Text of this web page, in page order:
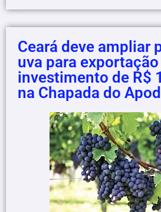
Ceará deve ampliar
uva para
investimento de R$
na Chapada do